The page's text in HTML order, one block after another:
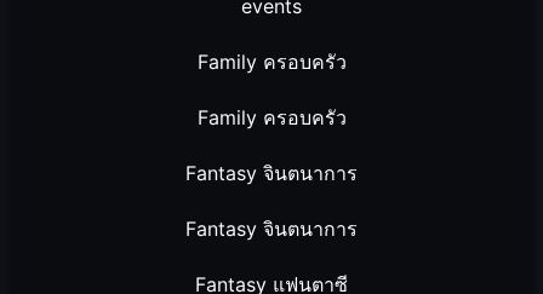
events
Family ครอบครัว
Family ครอบครัว
Fantasy จินตนาการ
Fantasy จินตนาการ
Fantasy แฟนตาซี